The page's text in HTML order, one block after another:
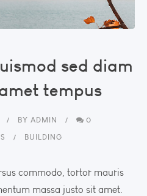
sed diam
tempus
BY ADMIN
0
BUILDING
commodo, tortor mauris
massa justo sit amet.